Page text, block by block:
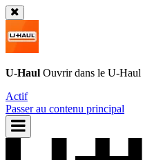
U-Haul Ouvrir dans le U-Haul
Actif
Passer au contenu principal